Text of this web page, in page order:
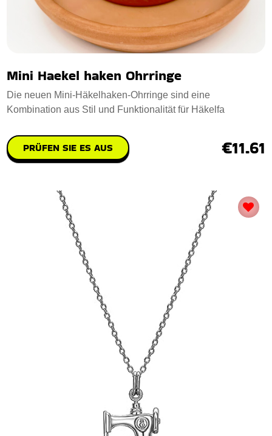
Mini Haekel haken Ohrringe
Die neuen Mini-Häkelhaken-Ohrringe sind eine
Kombination aus Stil und Funktionalität für Häkelfa
PRÜFEN SIE ES AUS €11.61